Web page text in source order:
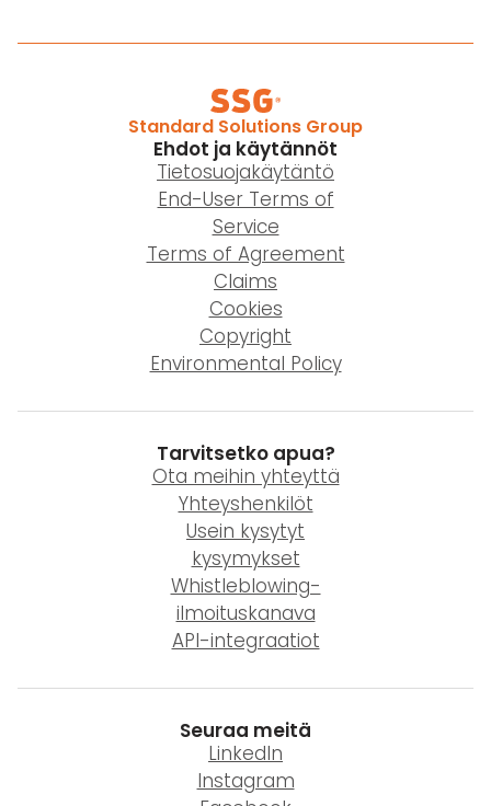
Standard Solutions Group
Ehdot ja käytännöt
Tietosuojakäytäntö
End-User Terms of
Service
Terms of Agreement
Claims
Cookies
Copyright
Environmental Policy
Tarvitsetko apua?
Ota meihin yhteyttä
Yhteyshenkilöt
Usein kysytyt
kysymykset
Whistleblowing-
ilmoituskanava
API-integraatiot
Seuraa meitä
LinkedIn
Instagram